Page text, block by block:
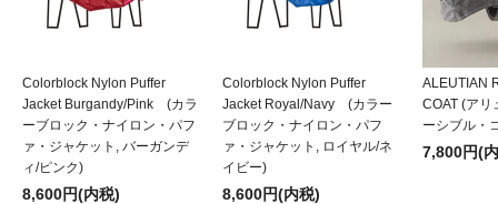
Colorblock Nylon Puffer
Jacket Burgandy/Pink (カラ
ーブロック・ナイロン・パフ
ァ・ジャケット, バーガンデ
ィ/ピンク)
8,600円(内税)
Colorblock Nylon Puffer
Jacket Royal/Navy (カラー
ブロック・ナイロン・パフ
ァ・ジャケット, ロイヤル/ネ
イビー)
8,600円(内税)
ALEUTIAN
COAT (アリ
ーシブル・
7,800円(